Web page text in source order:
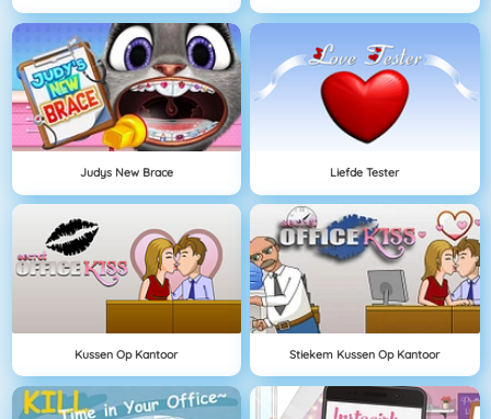
Judys New Brace Liefde Tester
Kussen Op Kantoor Stiekem Kussen Op Kantoor